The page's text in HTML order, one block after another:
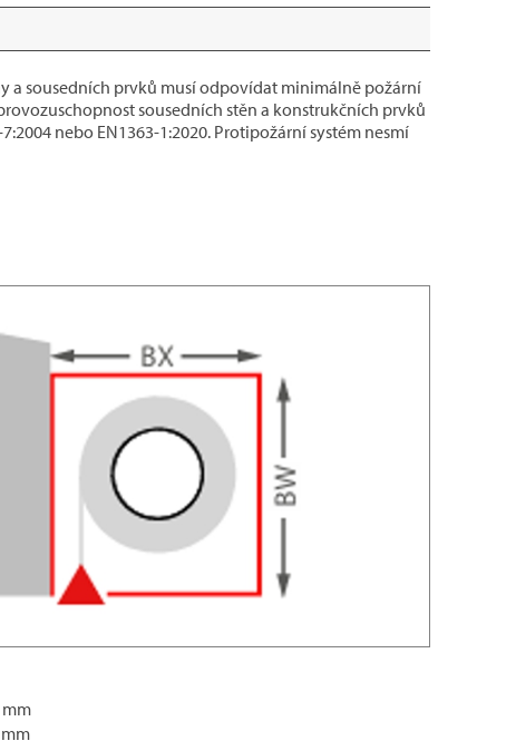
a sousedních prvků musí odpovídat minimálně požární
sousedních stěn a konstrukčních prvků
nebo EN1363-1:2020. Protipožární systém nesmí
mm
mm